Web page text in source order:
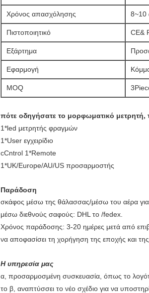
Χρόνος απασχόλησης 8~10
Πιστοποιητικό CE&
Εξάρτημα
Εφαρμογή
MOQ
πότε οδηγήσατε το μορφωματικό μετρητή,
1*led μετρητής φραγμών
1*User εγχειρίδιο
cCntrol 1*Remote
1*UK/Europe/AU/US προσαρμοστής
Παράδοση
σκάφος μέσω της θάλασσας/μέσω του αέρα για
μέσω διεθνούς σαφούς: DHL το /fedex.
Χρόνος παράδοσης: 3-20 ημέρες μετά από
να αποφασίσει τη χορήγηση της εποχής και
Η υπηρεσία μας
α, προσαρμοσμένη συσκευασία, όπως το
το β, αναπτύσσει το νέο σχέδιο για να